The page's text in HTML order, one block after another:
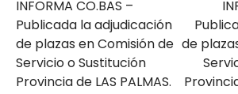
de
entradas
INFORMA CO.BAS –
Publicada la adjudicación
de plazas en Comisión de
Servicio o Sustitución
Provincia de LAS PALMAS.
de